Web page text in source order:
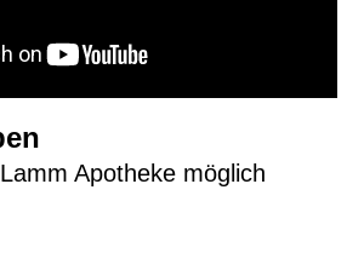
Apotheke möglich